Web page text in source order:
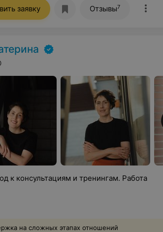
заявку Отзывы7
к консультациям и тренингам. Работа
на сложных этапах отношений